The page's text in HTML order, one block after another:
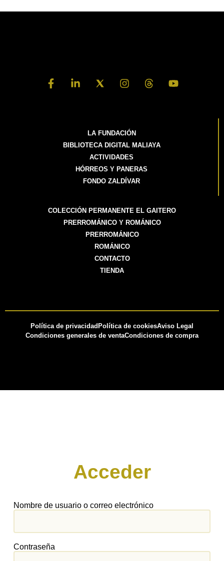
LA FUNDACIÓN
BIBLIOTECA DIGITAL MALIAYA
ACTIVIDADES
HÓRREOS Y PANERAS
FONDO ZALDÍVAR
COLECCIÓN PERMANENTE EL GAITERO
PRERROMÁNICO Y ROMÁNICO
PRERROMÁNICO
ROMÁNICO
CONTACTO
TIENDA
Política de privacidadPolítica de cookiesAviso Legal
Condiciones generales de ventaCondiciones de compra
Acceder
Nombre de usuario o correo electrónico
Contraseña